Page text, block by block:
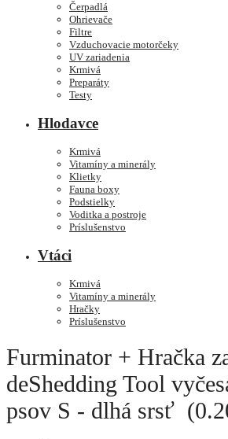
Čerpadlá
Ohrievače
Filtre
Vzduchovacie motorčeky
UV zariadenia
Krmivá
Preparáty
Testy
Hlodavce
Krmivá
Vitamíny a minerály
Klietky
Fauna boxy
Podstielky
Voditka a postroje
Príslušenstvo
Vtáci
Krmivá
Vitamíny a minerály
Hračky
Príslušenstvo
Furminator + Hračka
deShedding Tool
psov S - dlhá srsť